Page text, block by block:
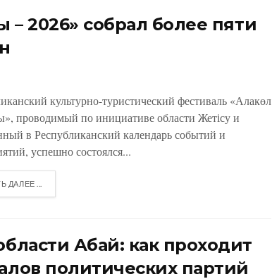
– 2026» собрал более пяти
культурно-туристический фестиваль «Алакөл
проводимый по инициативе области Жетісу и
в Республиканский календарь событий и
успешно состоялся...
ДАЛЕЕ ...
Абай: как проходит
политических партий